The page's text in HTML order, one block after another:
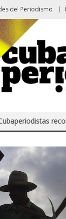
del Periodismo